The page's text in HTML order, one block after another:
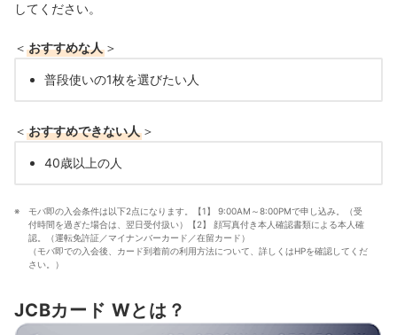
してください。
＜ おすすめな人 ＞
普段使いの1枚を選びたい人
＜ おすすめできない人 ＞
40歳以上の人
モバ即の入会条件は以下2点になります。【1】 9:00AM～8:00PMで申し込み。（受
付時間を過ぎた場合は、翌日受付扱い）【2】 顔写真付き本人確認書類による本人確
認。（運転免許証／マイナンバーカード／在留カード）
（モバ即での入会後、カード到着前の利用方法について、詳しくはHPを確認してくだ
さい。）
JCBカード Wとは？